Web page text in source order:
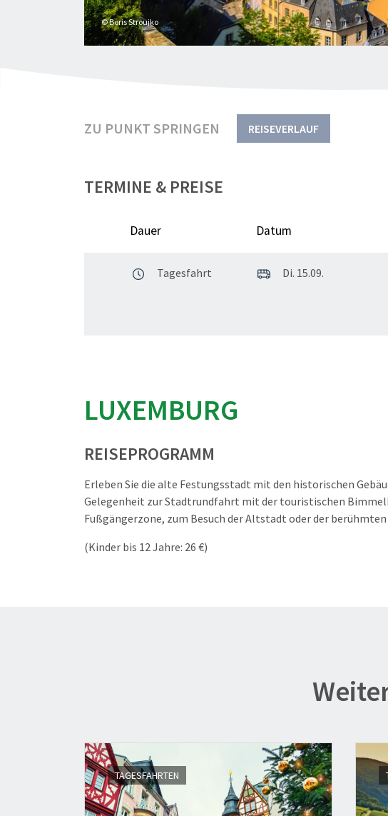
© Boris Stroujko
ZU PUNKT SPRINGEN REISEVERLAUF
TERMINE & PREISE
Dauer Datum
Tagesfahrt Di. 15.09.
LUXEMBURG
REISEPROGRAMM
Erleben Sie die alte Festungsstadt mit den historischen
Gelegenheit zur Stadtrundfahrt mit der touristischen
Fußgängerzone, zum Besuch der Altstadt oder der
(Kinder bis 12 Jahre: 26 €)
TAGESFAHRTEN